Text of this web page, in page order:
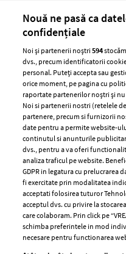
ELLE Style Awards
2024
Despre ELLE
Romania
Contact
Abonamente
Nouă ne pasă ca
confidențiale
Noi și partenerii noștri594
dvs., precum identificatorii
personal. Puteți accepta sau
orice moment, pe pagina cu
raportate partenerilor noștri și nu
Noi si partenerii nostri (retelele
partenere, precum si furnizorii
date pentru a permite website-
continutul si anunturile
dvs., pentru a va oferi
analiza traficul pe website.
GDPR in legatura cu prelucrarea
fi exercitate prin modalitatea
acceptati folosirea tuturor
acceptul dvs. cu privire la
care colaboram. Prin click pe
schimba preferintele in mod
necesare pentru functionarea